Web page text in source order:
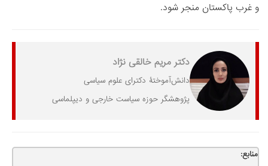
و غرب پاکستان منجر شود.
دکتر مریم خالقی نژاد
دانش‌آموختۀ دکترای علوم سیاسی
پژوهشگر حوزه سیاست خارجی و دیپلماسی
منابع: